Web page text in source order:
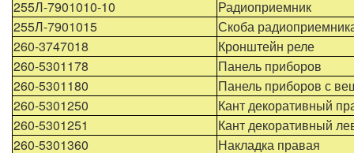
255Л-7901010-10
Радиоприемник
255Л-7901015
Скоба
260-3747018
Кронштейн реле
260-5301178
Панель приборов
260-5301180
Панель приборов с
260-5301250
Кант декоративный
260-5301251
Кант декоративный
260-5301360
Накладка правая